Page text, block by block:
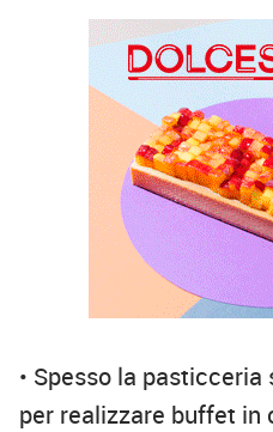
• Spesso la
per realizzare buffet in